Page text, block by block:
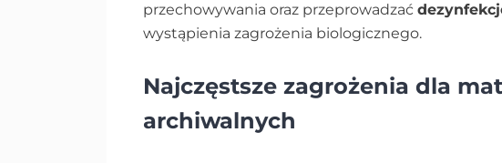
przechowywania oraz przeprowadzać
wystąpienia zagrożenia biologicznego.
Najczęstsze zagrożenia dla
archiwalnych